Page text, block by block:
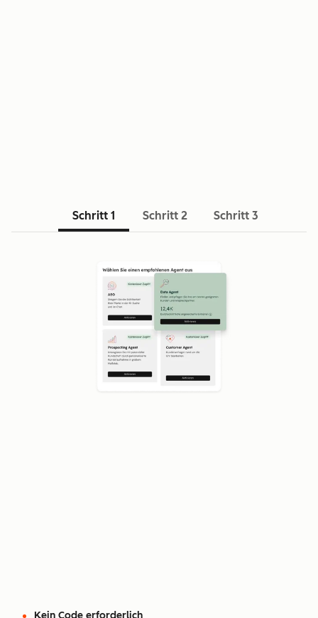
Schritt 1 Schritt 2 Schritt 3
Kein Code erforderlich